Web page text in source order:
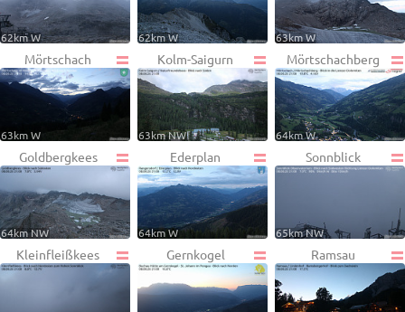
62km W 62km W 63km W
Mörtschach
63km W
Kolm-Saigurn
63km NW
Mörtschachberg
64km W
Goldbergkees
64km NW
Ederplan
64km W
Sonnblick
65km NW
Kleinfleißkees Gernkogel Ramsau